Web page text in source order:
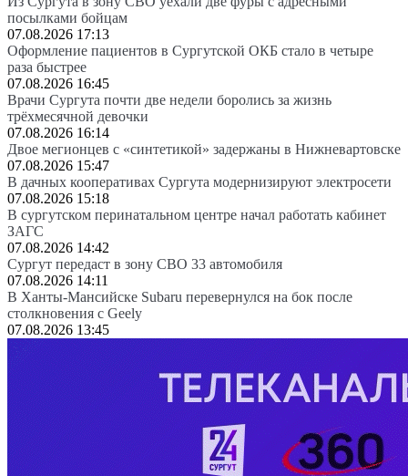
посылками бойцам
07.08.2026 17:13
Оформление пациентов в Сургутской ОКБ стало в четыре
раза быстрее
07.08.2026 16:45
Врачи Сургута почти две недели боролись за жизнь
трёхмесячной девочки
07.08.2026 16:14
Двое мегионцев с «синтетикой» задержаны в Нижневартовске
07.08.2026 15:47
В дачных кооперативах Сургута модернизируют электросети
07.08.2026 15:18
В сургутском перинатальном центре начал работать кабинет
ЗАГС
07.08.2026 14:42
Сургут передаст в зону СВО 33 автомобиля
07.08.2026 14:11
В Ханты-Мансийске Subaru перевернулся на бок после
столкновения с Geely
07.08.2026 13:45